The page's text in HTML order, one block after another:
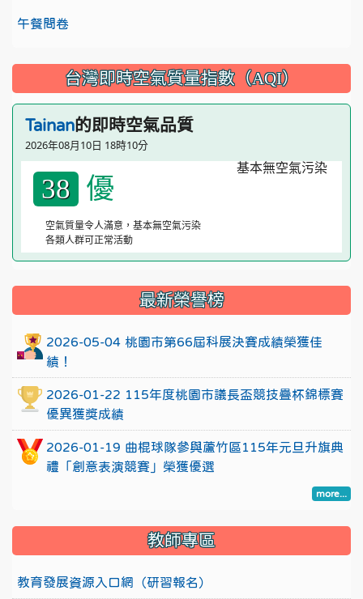
午餐問卷
台灣即時空氣質量指數（AQI）
Tainan的即時空氣品質
2026年08月10日 18時10分
38 優
空氣質量令人滿意，基本無空氣污染
各類人群可正常活動
::: 最新榮譽榜
2026-05-04 桃園市第66屆科展決賽成績榮獲佳
績！
2026-01-22 115年度桃園市議長盃競技疊杯錦標賽
優異獲獎成績
2026-01-19 曲棍球隊參與蘆竹區115年元旦升旗典
禮「創意表演競賽」榮獲優選
more...
教師專區
教育發展資源入口網（研習報名）